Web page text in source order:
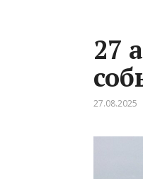
27
27.08.2025